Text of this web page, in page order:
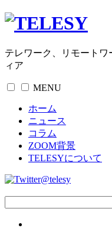
テレワーク、リモート
ィア
MENU
ホーム
ニュース
コラム
ZOOM背景
TELESYについて
@telesy